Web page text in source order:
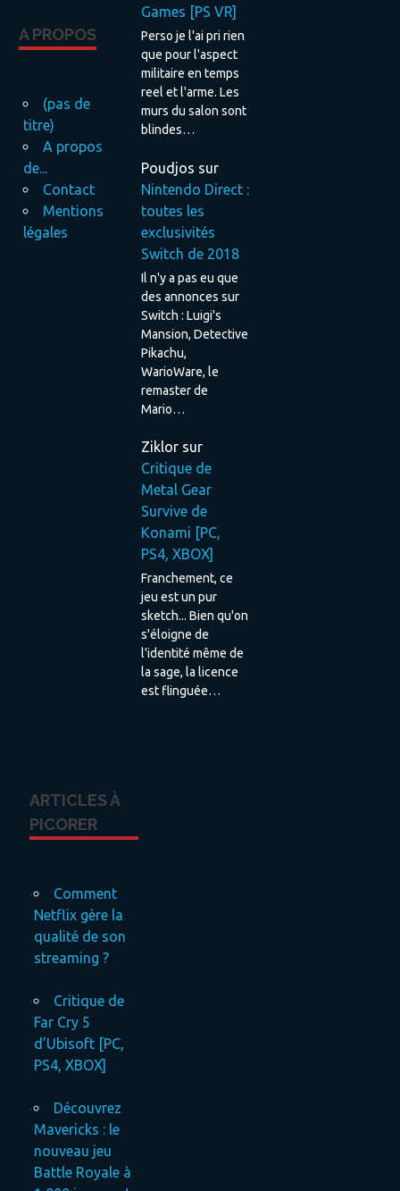
A PROPOS
(pas de
titre)
A propos
de...
Contact
Mentions
légales
Games [PS VR]
Perso je l'ai pri rien
que pour l'aspect
militaire en temps
reel et l'arme. Les
murs du salon sont
blindes…
Poudjos sur
Nintendo Direct :
toutes les
exclusivités
Switch de 2018
Il n'y a pas eu que
des annonces sur
Switch : Luigi's
Mansion, Detective
Pikachu,
WarioWare, le
remaster de
Mario…
Ziklorsur
Critique de
Metal Gear
Survive de
Konami [PC,
PS4, XBOX]
Franchement, ce
jeu est un pur
sketch... Bien qu'on
s'éloigne de
l'identité même de
la sage, la licence
est flinguée…
ARTICLES À
PICORER
Comment
Netflix gère la
qualité de son
streaming ?
Critique de
Far Cry 5
d’Ubisoft [PC,
PS4, XBOX]
Découvrez
Mavericks : le
nouveau jeu
Battle Royale à